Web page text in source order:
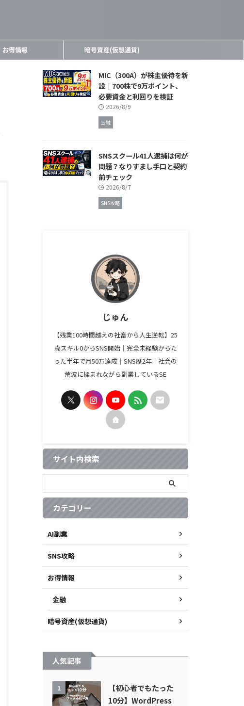
お得情報 暗号資産(仮想通貨)
MIC（300A）が株主優待を新
設｜700株で9万ポイント、
必要資金と利回りを検証
2026/8/9
金融
SNSスクール41人逮捕は何が
問題？なりすまし手口と契約
前チェック
2026/8/7
SNS攻略
じゅん
【残業100時間越えの社畜から人生逆転】25
歳スキル0からSNS開始｜完全未経験からた
った半年で月50万達成｜SNS歴2年｜社会の
荒波に揉まれながら副業しているSE
サイト内検索
カテゴリー
AI副業
SNS攻略
お得情報
金融
暗号資産(仮想通貨)
人気記事
1
【初心者でもたった
10分】WordPress